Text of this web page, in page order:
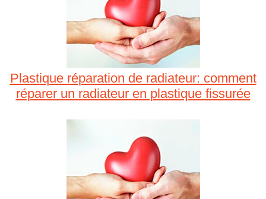
Plastique réparation de radiateur: comment
réparer un radiateur en plastique fissurée